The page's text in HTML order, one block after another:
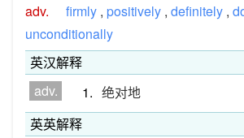
adv.
firmly , positively , definitely ,
unconditionally
英汉解释
adv.
1. 绝对地
英英解释